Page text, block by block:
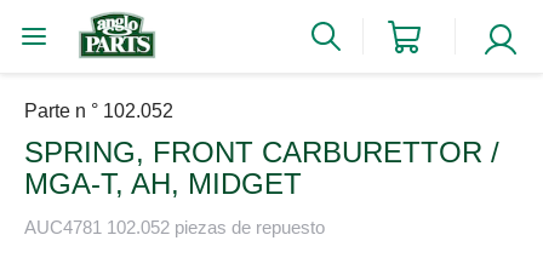
Parte n ° 102.052
SPRING, FRONT CARBURETTOR /
MGA-T, AH, MIDGET
AUC4781 102.052 piezas de repuesto